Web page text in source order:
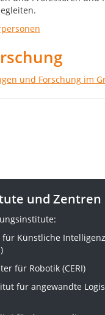
und Forschung im
und Zentren
für Künstliche Intelligenz
für Robotik (CERI)
für angewandte